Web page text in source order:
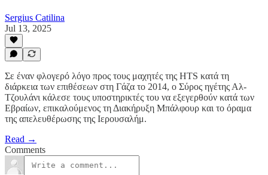
Sergius Catilina
Jul 13, 2025
Σε έναν φλογερό λόγο προς τους μαχητές της HTS κατά τη
διάρκεια των επιθέσεων στη Γάζα το 2014, ο Σύρος ηγέτης Αλ-
Τζουλάνι κάλεσε τους υποστηρικτές του να εξεγερθούν κατά των
Εβραίων, επικαλούμενος τη Διακήρυξη Μπάλφουρ και το όραμα
της απελευθέρωσης της Ιερουσαλήμ.
Read →
Comments